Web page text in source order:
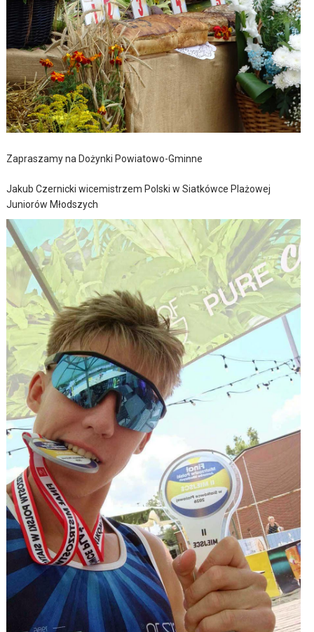
Zapraszamy na Dożynki Powiatowo-Gminne
Jakub Czernicki wicemistrzem Polski w Siatkówce Plażowej
Juniorów Młodszych